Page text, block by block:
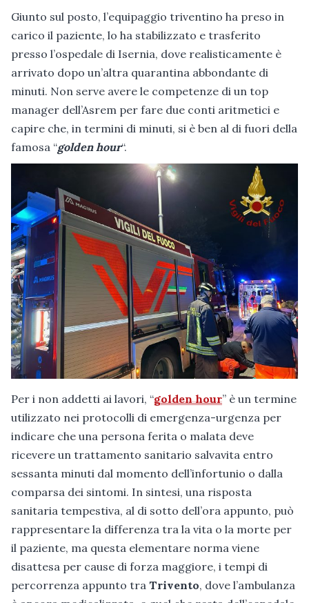
Giunto sul posto, l’equipaggio triventino ha preso in
carico il paziente, lo ha stabilizzato e trasferito
presso l’ospedale di Isernia, dove realisticamente è
arrivato dopo un’altra quarantina abbondante di
minuti. Non serve avere le competenze di un top
manager dell’Asrem per fare due conti aritmetici e
capire che, in termini di minuti, si è ben al di fuori della
famosa “golden hour“.
Per i non addetti ai lavori, “golden hour” è un termine
utilizzato nei protocolli di emergenza-urgenza per
indicare che una persona ferita o malata deve
ricevere un trattamento sanitario salvavita entro
sessanta minuti dal momento dell’infortunio o dalla
comparsa dei sintomi. In sintesi, una risposta
sanitaria tempestiva, al di sotto dell’ora appunto, può
rappresentare la differenza tra la vita o la morte per
il paziente, ma questa elementare norma viene
disattesa per cause di forza maggiore, i tempi di
percorrenza appunto tra Trivento, dove l’ambulanza